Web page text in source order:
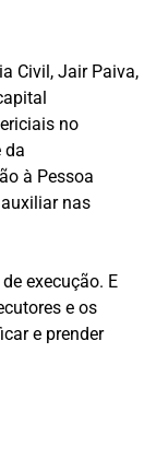
Civil, Jair Paiva,
no
da
à Pessoa
nas
execução. E
e os
e prender